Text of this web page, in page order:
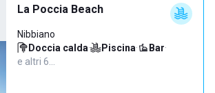
La Poccia Beach
Nibbiano
Doccia calda· Piscina· Bar·
e altri 6…